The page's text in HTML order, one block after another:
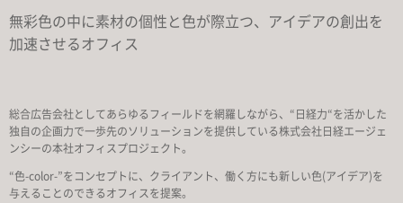
無彩色の中に素材の個性と色が際立つ、アイデアの創出を
加速させるオフィス
総合広告会社としてあらゆるフィールドを網羅しながら、“日経力“を活かした
独自の企画力で一歩先のソリューションを提供している株式会社日経エージェ
ンシーの本社オフィスプロジェクト。
“色-color-”をコンセプトに、クライアント、働く方にも新しい色(アイデア)を
与えることのできるオフィスを提案。